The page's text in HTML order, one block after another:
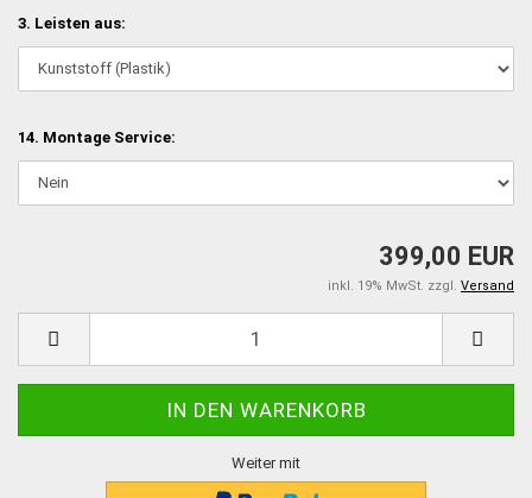
3. Leisten aus:
14. Montage Service:
399,00 EUR
inkl. 19% MwSt. zzgl. Versand
Weiter mit